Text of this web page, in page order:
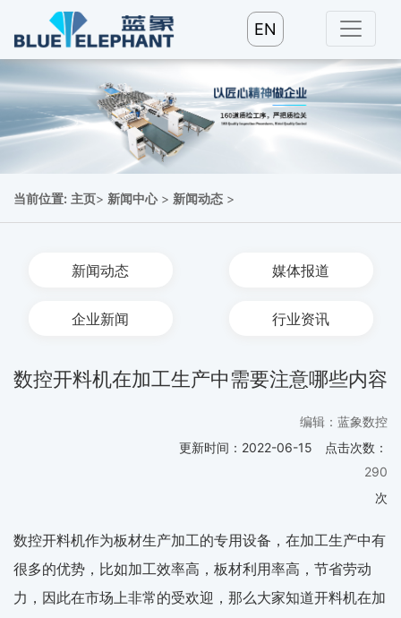
EN
当前位置: 主页> 新闻中心> 新闻动态 >
新闻动态 媒体报道
企业新闻 行业资讯
数控开料机在加工生产中需要注意哪些内容
编辑：蓝象数控
更新时间： 2022-06-15
点击次数：
290
次
数控开料机作为板材生产加工的专用设备，在加工生产中有
很多的优势，比如加工效率高，板材利用率高，节省劳动
力，因此在市场上非常的受欢迎，那么大家知道开料机在加